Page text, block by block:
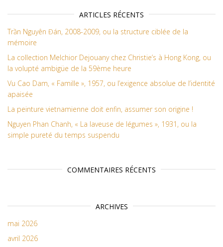
ARTICLES RÉCENTS
Trần Nguyên Đán, 2008-2009, ou la structure ciblée de la
mémoire
La collection Melchior Dejouany chez Christie’s à Hong Kong, ou
la volupté ambigüe de la 59ème heure
Vu Cao Dam, « Famille », 1957, ou l’exigence absolue de l’identité
apaisée
La peinture vietnamienne doit enfin, assumer son origine !
Nguyen Phan Chanh, « La laveuse de légumes », 1931, ou la
simple pureté du temps suspendu
COMMENTAIRES RÉCENTS
ARCHIVES
mai 2026
avril 2026